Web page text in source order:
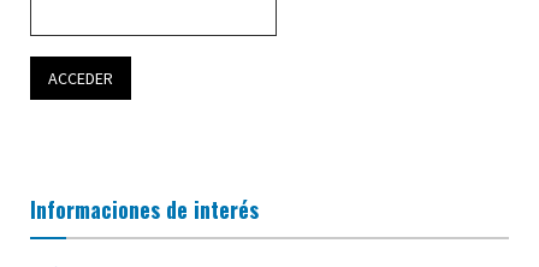
Informaciones de interés